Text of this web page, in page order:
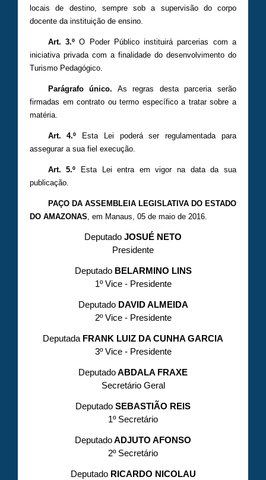
locais de destino, sempre sob a supervisão do corpo
docente da instituição de ensino.
Art. 3.º O Poder Público instituirá parcerias com a
iniciativa privada com a finalidade do desenvolvimento do
Turismo Pedagógico.
Parágrafo único. As regras desta parceria serão
firmadas em contrato ou termo específico a tratar sobre a
matéria.
Art. 4.º Esta Lei poderá ser regulamentada para
assegurar a sua fiel execução.
Art. 5.º Esta Lei entra em vigor na data da sua
publicação.
PAÇO DA ASSEMBLEIA LEGISLATIVA DO ESTADO
DO AMAZONAS , em Manaus, 05 de maio de 2016.
Deputado JOSUÉ NETO
Presidente
DeputadoBELARMINO LINS
1º Vice - Presidente
DeputadoDAVID ALMEIDA
2º Vice - Presidente
Deputada FRANK LUIZ DA CUNHA GARCIA
3º Vice - Presidente
DeputadoABDALA FRAXE
Secretário Geral
Deputado SEBASTIÃO REIS
1º Secretário
DeputadoADJUTO AFONSO
2º Secretário
DeputadoRICARDO NICOLAU